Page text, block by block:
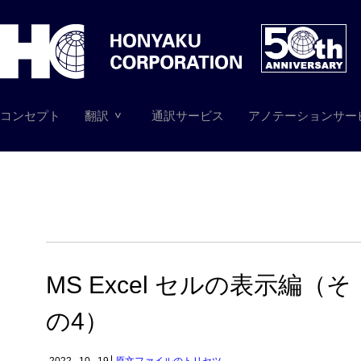
コンセプト 翻訳 通訳サービス アノテーションサー
MS Excel セルの表示編（そ
の4）